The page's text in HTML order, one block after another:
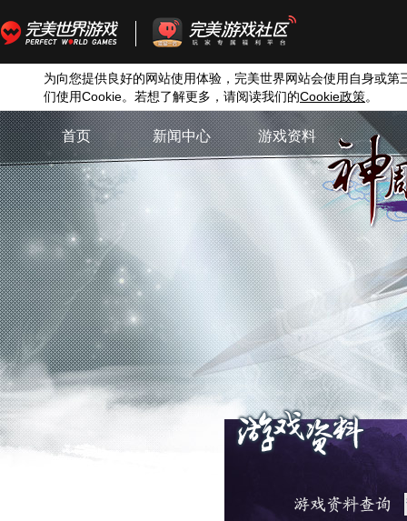
为向您提供良好的网站使用体验，完美世界网站会使用自身或第
们使用Cookie。若想了解更多，请阅读我们的Cookie政策。
首页 新闻中心 游戏资料